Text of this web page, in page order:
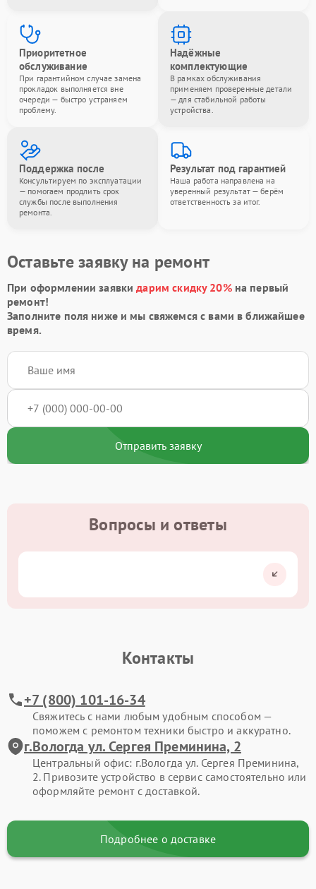
Приоритетное
обслуживание
При гарантийном случае замена
прокладок выполняется вне
очереди — быстро устраняем
проблему.
Надёжные
комплектующие
В рамках обслуживания
применяем проверенные детали
— для стабильной работы
устройства.
Поддержка после
Консультируем по эксплуатации
— помогаем продлить срок
службы после выполнения
ремонта.
Результат под гарантией
Наша работа направлена на
уверенный результат — берём
ответственность за итог.
Оставьте заявку на ремонт
При оформлении заявкидарим скидку 20%на первый
ремонт!
Заполните поля ниже и мы свяжемся с вами в ближайшее
время.
Отправить заявку
Вопросы и ответы
Контакты
+7 (800) 101-16-34
Свяжитесь с нами любым удобным способом —
поможем с ремонтом техники быстро и аккуратно.
г.Вологда ул. Сергея Преминина, 2
Центральный офис: г.Вологда ул. Сергея Преминина,
2. Привозите устройство в сервис самостоятельно или
оформляйте ремонт с доставкой.
Подробнее о доставке